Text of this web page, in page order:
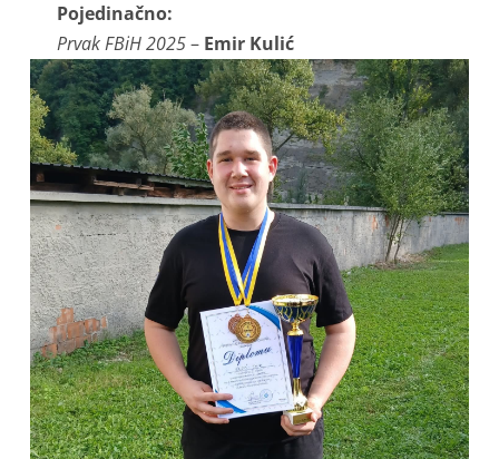
Pojedinačno:
Prvak FBiH 2025– Emir Kulić